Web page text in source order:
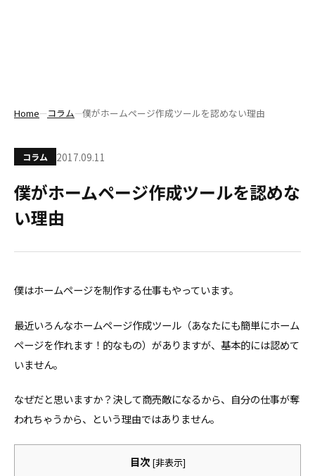
Home―コラム―僕がホームページ作成ツールを認めない理由
コラム 2017.09.11
僕がホームページ作成ツールを認めな
い理由
僕はホームページを制作する仕事もやっています。
最近いろんなホームページ作成ツール（あなたにも簡単にホーム
ページを作れます！的なもの）がありますが、基本的には認めて
いません。
なぜだと思いますか？決して商売敵になるから、自分の仕事が奪
われちゃうから、という理由ではありません。
目次 [非表示]